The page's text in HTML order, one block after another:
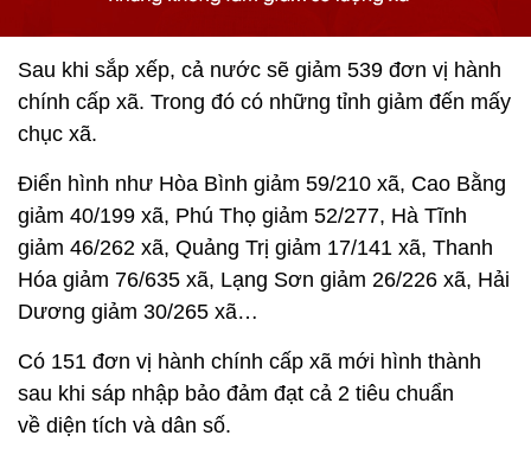
Sau khi sắp xếp, cả nước sẽ giảm 539 đơn vị hành
chính cấp xã. Trong đó có những tỉnh giảm đến mấy
chục xã.
Điển hình như Hòa Bình giảm 59/210 xã, Cao Bằng
giảm 40/199 xã, Phú Thọ giảm 52/277, Hà Tĩnh
giảm 46/262 xã, Quảng Trị giảm 17/141 xã, Thanh
Hóa giảm 76/635 xã, Lạng Sơn giảm 26/226 xã, Hải
Dương giảm 30/265 xã…
Có 151 đơn vị hành chính cấp xã mới hình thành
sau khi sáp nhập bảo đảm đạt cả 2 tiêu chuẩn
về diện tích và dân số.